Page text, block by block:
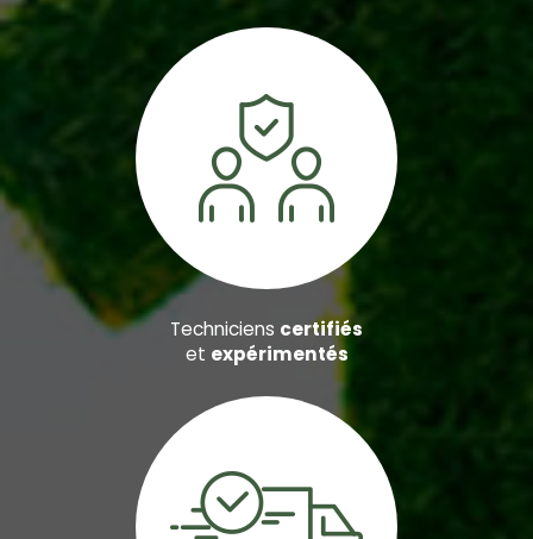
Techniciens certifiés
et expérimentés